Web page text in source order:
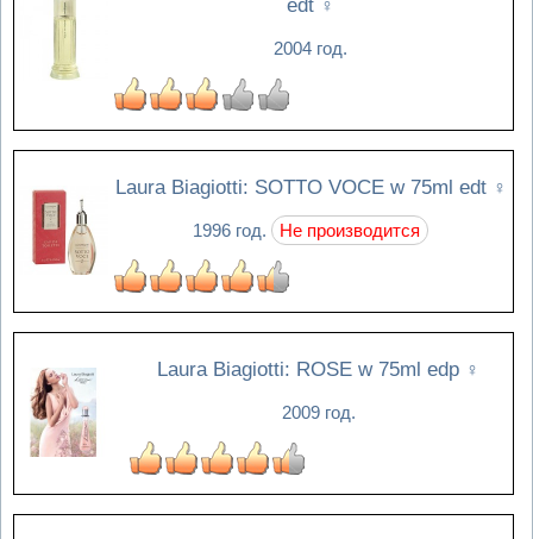
edt ♀
2004 год.
Laura Biagiotti: SOTTO VOCE w 75ml edt ♀
1996 год. Не производится
Laura Biagiotti: ROSE w 75ml edp ♀
2009 год.